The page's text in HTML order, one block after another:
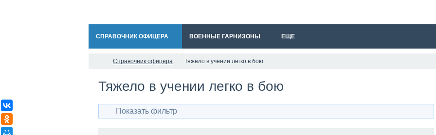
СПРАВОЧНИК ОФИЦЕРА ВОЕННЫЕ ГАРНИЗОНЫ ЕЩЕ
Справочник офицера Тяжело в учении легко в бою
Тяжело в учении легко в бою
Показать фильтр